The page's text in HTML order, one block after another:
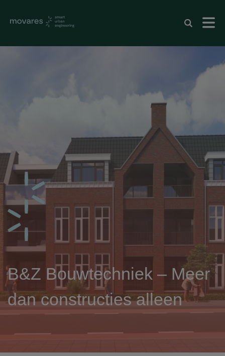
B&Z Bouwtechniek – Meer
dan constructies alleen